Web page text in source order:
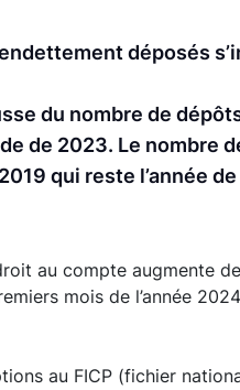
déposés
du nombre de
de 2023. Le nombre
qui reste l’année
au compte augmente
mois de l’année
au FICP (fichier